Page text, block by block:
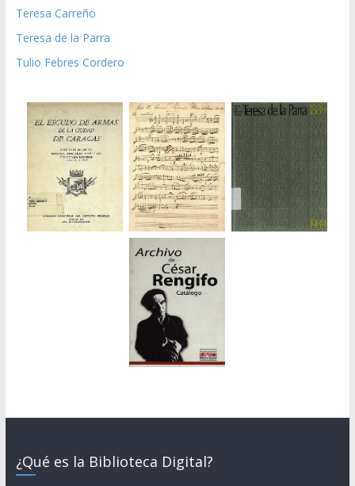
Teresa Carreño
Teresa de la Parra
Tulio Febres Cordero
¿Qué es la Biblioteca Digital?